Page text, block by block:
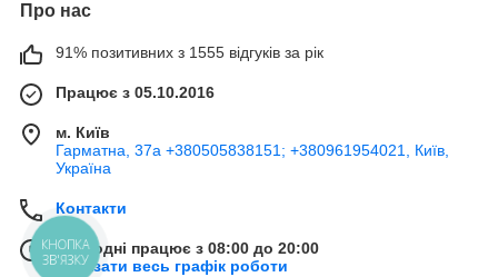
Про нас
91% позитивних з 1555 відгуків за рік
Працює з 05.10.2016
м. Київ
Гарматна, 37а +380505838151; +380961954021, Київ,
Україна
Контакти
Сьогодні працює з 08:00 до 20:00
Показати весь графік роботи
КНОПКА
ЗВ'ЯЗКУ